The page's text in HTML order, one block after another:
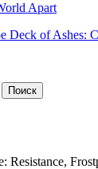
Apart
Deck of Ashes:
Resistance,